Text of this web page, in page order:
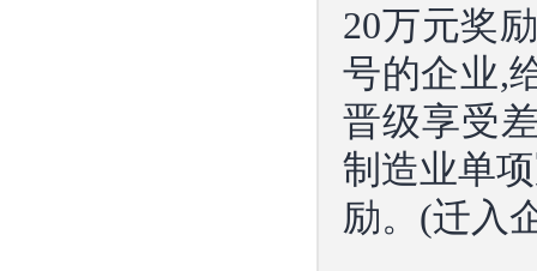
20万元奖
号的企业,
晋级享受
制造业单
励。(迁入